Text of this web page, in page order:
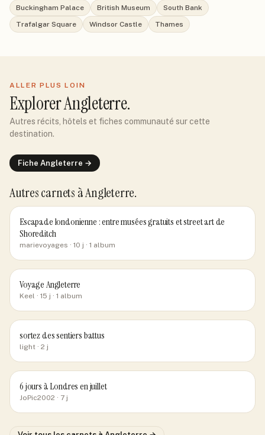
Buckingham Palace
British Museum
South Bank
Trafalgar Square
Windsor Castle Thames
ALLER PLUS LOIN
ExplorerAngleterre.
Autres récits, hôtels et fiches communauté sur cette
destination.
Fiche Angleterre →
Autres carnets à Angleterre.
Escapade londonienne : entre musées gratuits et street art de
Shoreditch
marievoyages · 10 j · 1 album
Voyage Angleterre
Keel · 15 j · 1 album
sortez des sentiers battus
light · 2 j
6 jours à Londres en juillet
JoPic2002 · 7 j